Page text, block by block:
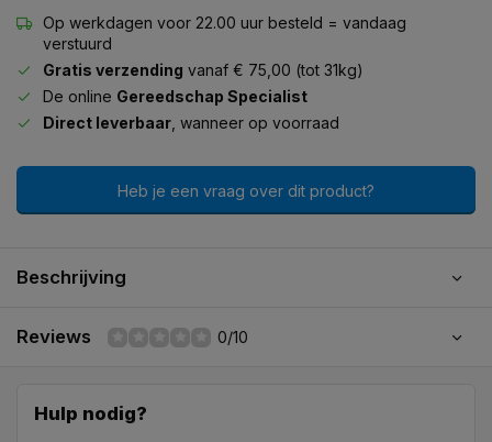
Op werkdagen voor 22.00 uur besteld = vandaag
verstuurd
Gratis verzending vanaf € 75,00 (tot 31kg)
De online Gereedschap Specialist
Direct leverbaar , wanneer op voorraad
Heb je een vraag over dit product?
Beschrijving
Reviews 0/10
Hulp nodig?